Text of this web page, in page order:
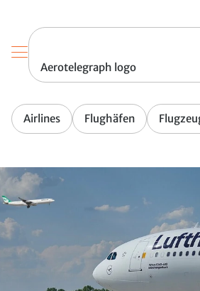
Aerotelegraph logo
Airlines Flughäfen